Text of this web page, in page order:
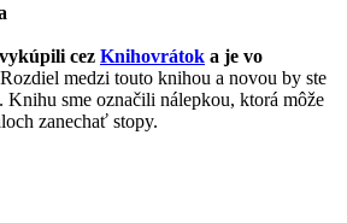
cez Knihovrátok a je vo
Rozdiel medzi touto knihou a novou by ste
Knihu sme označili nálepkou, ktorá môže
zanechať stopy.